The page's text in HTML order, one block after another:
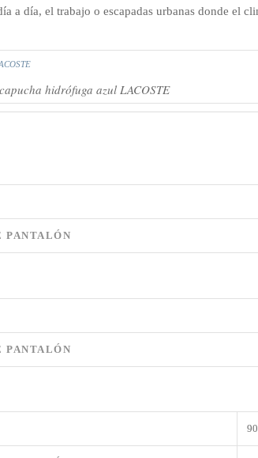
a día, el trabajo o escapadas urbanas donde el
hidrófuga azul LACOSTE
PANTALÓN
PANTALÓN